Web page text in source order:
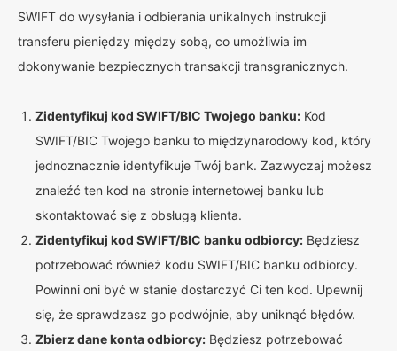
SWIFT do wysyłania i odbierania unikalnych instrukcji
transferu pieniędzy między sobą, co umożliwia im
dokonywanie bezpiecznych transakcji transgranicznych.
Zidentyfikuj kod SWIFT/BIC Twojego banku: Kod
SWIFT/BIC Twojego banku to międzynarodowy kod, który
jednoznacznie identyfikuje Twój bank. Zazwyczaj możesz
znaleźć ten kod na stronie internetowej banku lub
skontaktować się z obsługą klienta.
Zidentyfikuj kod SWIFT/BIC banku odbiorcy: Będziesz
potrzebować również kodu SWIFT/BIC banku odbiorcy.
Powinni oni być w stanie dostarczyć Ci ten kod. Upewnij
się, że sprawdzasz go podwójnie, aby uniknąć błędów.
Zbierz dane konta odbiorcy: Będziesz potrzebować